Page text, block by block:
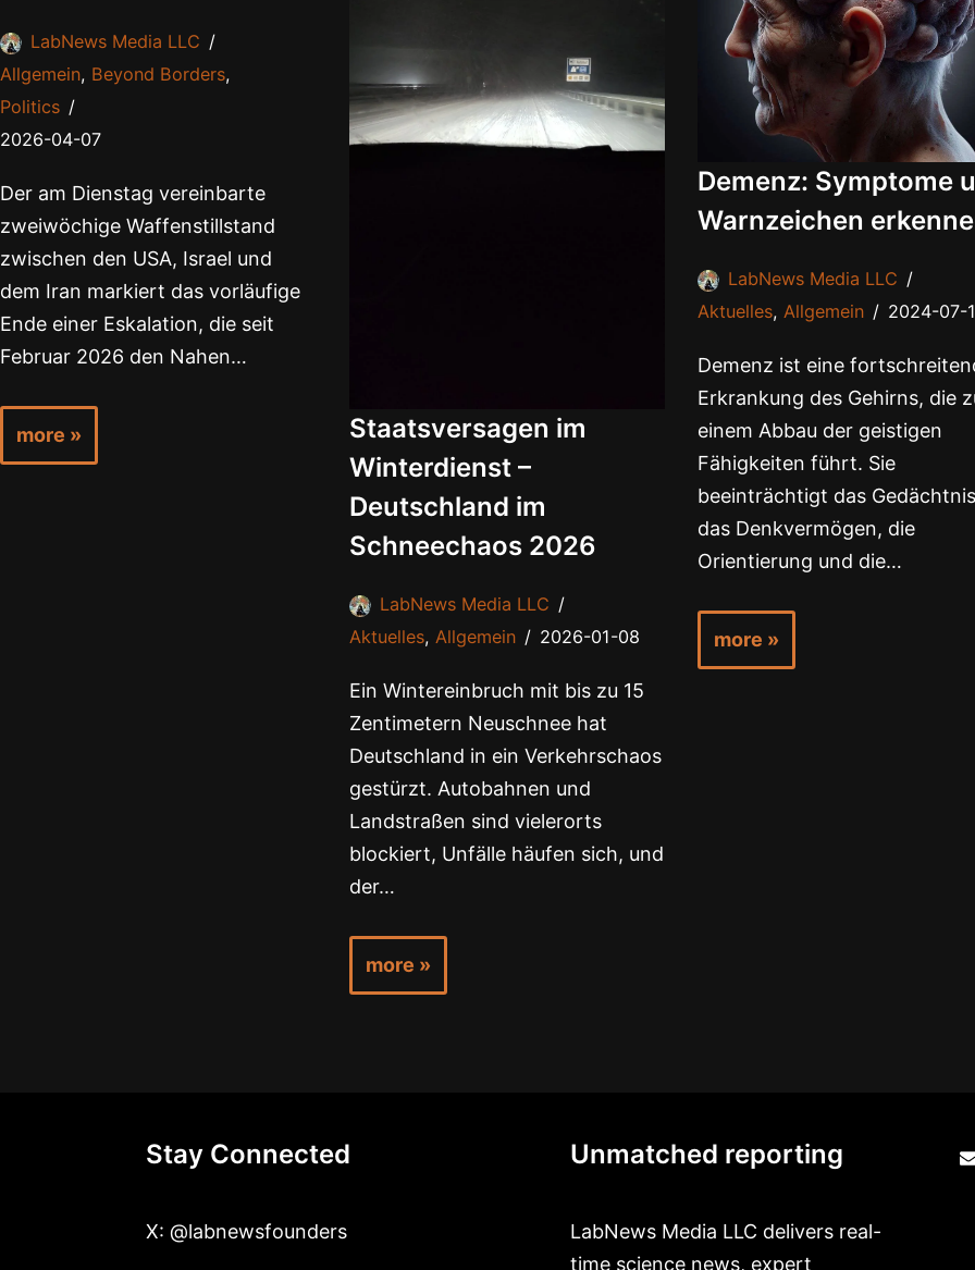
LabNews Media LLC
Allgemein, Beyond Borders,
Politics
2026-04-07
Der am Dienstag vereinbarte
zweiwöchige Waffenstillstand
zwischen den USA, Israel und
dem Iran markiert das vorläufige
Ende einer Eskalation, die seit
Februar 2026 den Nahen…
more »
Staatsversagen im
Winterdienst –
Deutschland im
Schneechaos 2026
LabNews Media LLC
Aktuelles, Allgemein 2026-01-08
Ein Wintereinbruch mit bis zu 15
Zentimetern Neuschnee hat
Deutschland in ein Verkehrschaos
gestürzt. Autobahnen und
Landstraßen sind vielerorts
blockiert, Unfälle häufen sich, und
der…
more »
Demenz: Symptome
Warnzeichen
LabNews Media LLC
Aktuelles,Allgemein 2024-07-
Demenz ist eine
Erkrankung des Gehirns, die
einem Abbau der geistigen
Fähigkeiten führt. Sie
beeinträchtigt das
das Denkvermögen, die
Orientierung und die…
more »
Stay Connected
X: @labnewsfounders
Unmatched reporting
LabNews Media LLC delivers real-
time science news, expert